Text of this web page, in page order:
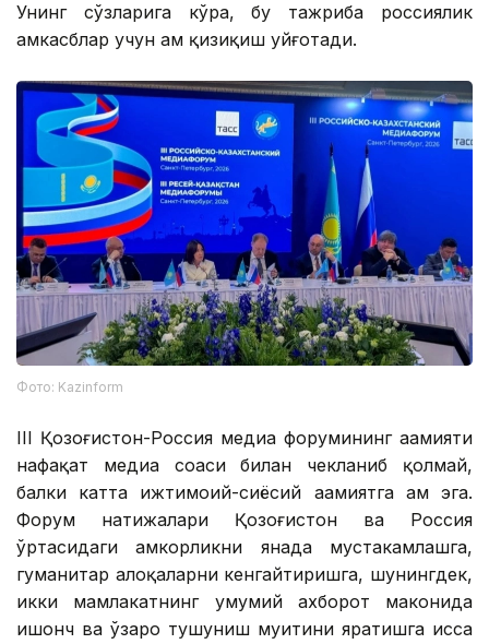
Унинг сўзларига кўра, бу тажриба россиялик
ҳамкасблар учун ҳам қизиқиш уйғотади.
Фото: Kazinform
III Қозоғистон-Россия медиа форумининг аҳамияти
нафақат медиа соҳаси билан чекланиб қолмай,
балки катта ижтимоий-сиёсий аҳамиятга ҳам эга.
Форум натижалари Қозоғистон ва Россия
ўртасидаги ҳамкорликни янада мустаҳкамлашга,
гуманитар алоқаларни кенгайтиришга, шунингдек,
икки мамлакатнинг умумий ахборот маконида
ишонч ва ўзаро тушуниш муҳитини яратишга ҳисса